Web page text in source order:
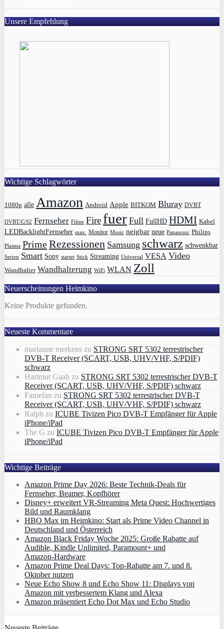
Unsere Empfehlung
Wichtige Schlagwörter
1080p alle Amazon Android Apple BITKOM Bluray DVBT
DVBT/C/S2 Fernseher Filme Fire fuer Full FullHD HDMI Kabel
LEDBacklightFernseher max. Monitor Music neigbar neue Panasonic Philips
Plasma PrimeRezessionen Samsung schwarz schwenkbar
Serien Smart Sony startet Stick Streaming Universal VESA Video
Wandhalter Wandhalterung WiFi WLAN Zoll
Neuerscheinungen Heimkino
Keine Produkte gefunden.
Neueste Kommentare
marianne merkens zu STRONG SRT 5302 terrestrischer
DVB-T Receiver (SCART, USB, UHV/VHF, S/PDIF)
schwarz
Hartmut Gaab zu STRONG SRT 5302 terrestrischer DVB-T
Receiver (SCART, USB, UHV/VHF, S/PDIF) schwarz
Famefan zu STRONG SRT 5302 terrestrischer DVB-T
Receiver (SCART, USB, UHV/VHF, S/PDIF) schwarz
Ralph zu ICUBE Tivizen Pico DVB-T Empfänger für Apple
iPhone/iPad
The G zu ICUBE Tivizen Pico DVB-T Empfänger für Apple
iPhone/iPad
Wichtige Beiträge
Amazon Prime Day 2026: Beste Technik-Deals für
Fernseher, Beamer, Kopfhörer
Disney+ erweitert VR‑Streaming Meta Quest: Hochwertiges
Bild und Raumklang
HBO Max im Heimkino: Start als Prime Video Channel in
Deutschland und Österreich
Amazon Black Friday Woche 2025: Große Rabatte auf
Audible, Kindle Unlimited, Paramount+ und
Amazon‑Hardware
Amazon Prime Deal Days: Top-Rabatte am 7. und 8.
Oktober nutzen
Neue Echo Show 8 und Echo Show 11: Displays von
Amazon mit verbessertem Klang und Alexa
Amazon präsentiert Echo Dot Max und Echo Studio